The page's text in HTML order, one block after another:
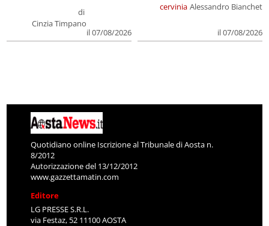
di
Cinzia Timpano
il 07/08/2026
cervinia Alessandro Bianchet
il 07/08/2026
Quotidiano online Iscrizione al Tribunale di Aosta n.
8/2012
Autorizzazione del 13/12/2012
www.gazzettamatin.com
Editore
LG PRESSE S.R.L.
via Festaz, 52 11100 AOSTA